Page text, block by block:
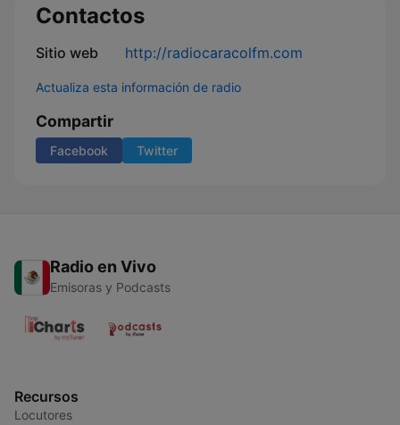
Contactos
Sitio web http://radiocaracolfm.com
Actualiza esta información de radio
Compartir
Facebook Twitter
Radio en Vivo
Emisoras y Podcasts
Recursos
Locutores